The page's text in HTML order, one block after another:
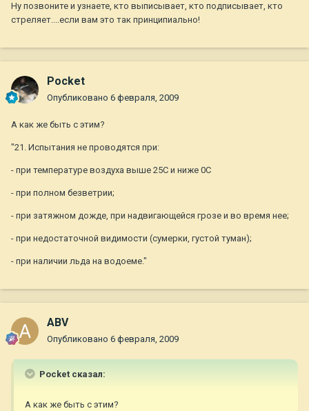
Ну позвоните и узнаете, кто выписывает, кто подписывает, кто
стреляет....если вам это так принципиально!
Pocket
Опубликовано 6 февраля, 2009
А как же быть с этим?
"21. Испытания не проводятся при:
- при температуре воздуха выше 25С и ниже 0С
- при полном безветрии;
- при затяжном дожде, при надвигающейся грозе и во время нее;
- при недостаточной видимости (сумерки, густой туман);
- при наличии льда на водоеме."
ABV
Опубликовано 6 февраля, 2009
Pocket сказал:
А как же быть с этим?